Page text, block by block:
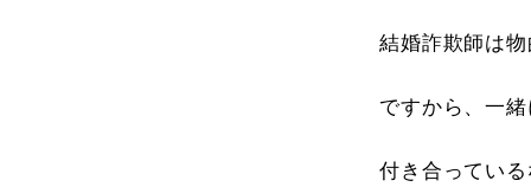
結婚詐欺師は
ですから、一
付き合ってい